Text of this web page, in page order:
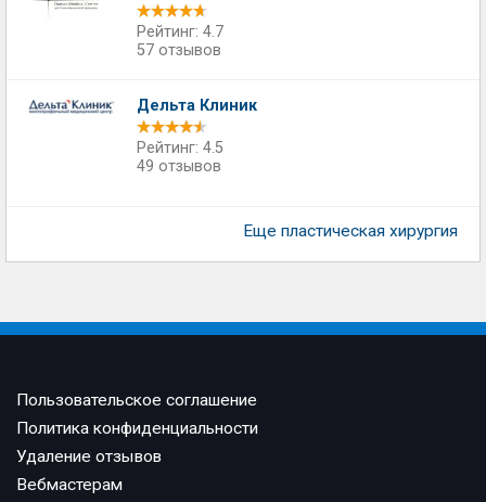
Рейтинг: 4.7
57 отзывов
Дельта Клиник
Рейтинг: 4.5
49 отзывов
Еще пластическая хирургия
Пользовательское соглашение
Политика конфиденциальности
Удаление отзывов
Вебмастерам